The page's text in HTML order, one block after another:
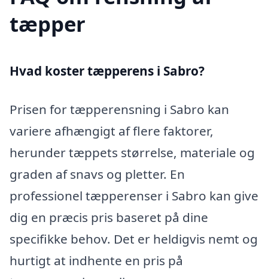
tæpper
Hvad koster tæpperens i Sabro?
Prisen for tæpperensning i Sabro kan
variere afhængigt af flere faktorer,
herunder tæppets størrelse, materiale og
graden af snavs og pletter. En
professionel tæpperenser i Sabro kan give
dig en præcis pris baseret på dine
specifikke behov. Det er heldigvis nemt og
hurtigt at indhente en pris på